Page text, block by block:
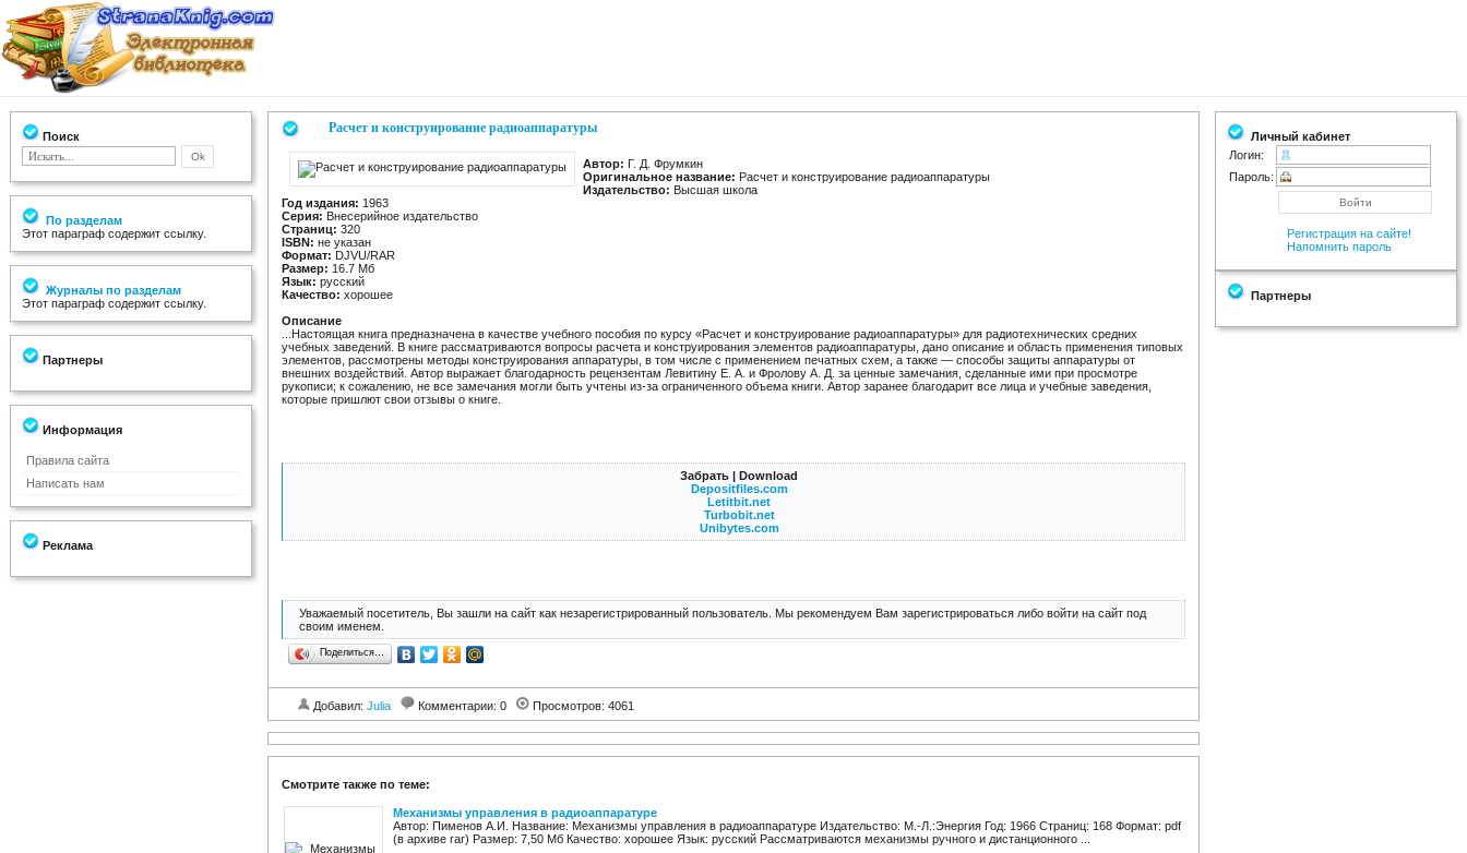
Поиск
По разделам
Этот параграф содержит ссылку.
Журналы по разделам
Этот параграф содержит ссылку.
Партнеры
Информация
Правила сайта
Написать нам
Реклама
Расчет и конструирование радиоаппаратуры
Автор: Г. Д. Фрумкин
Оригинальное название: Расчет и конструирование радиоаппаратуры
Издательство: Высшая школа
Год издания: 1963
Серия: Внесерийное издательство
Страниц: 320
ISBN: не указан
Формат: DJVU/RAR
Размер: 16.7 Мб
Язык: русский
Качество: хорошее
Описание
...Настоящая книга предназначена в качестве учебного пособия по курсу «Расчет и конструирование радиоаппаратуры» для радиотехнических средних
учебных заведений. В книге рассматриваются вопросы расчета и конструирования элементов радиоаппаратуры, дано описание и область применения типовых
элементов, рассмотрены методы конструирования аппаратуры, в том числе с применением печатных схем, а также — способы защиты аппаратуры от
внешних воздействий. Автор выражает благодарность рецензентам Левитину Е. А. и Фролову А. Д. за ценные замечания, сделанные ими при просмотре
рукописи; к сожалению, не все замечания могли быть учтены из-за ограниченного объема книги. Автор заранее благодарит все лица и учебные заведения,
которые пришлют свои отзывы о книге.
Забрать | Download
Depositfiles.com
Letitbit.net
Turbobit.net
Unibytes.com
Уважаемый посетитель, Вы зашли на сайт как незарегистрированный пользователь. Мы рекомендуем Вам зарегистрироваться либо войти на сайт под
своим именем.
Поделиться…
Добавил: Julia Комментарии: 0 Просмотров: 4061
Смотрите также по теме:
Механизмы управления в радиоаппаратуре
Автор: Пименов А.И. Название: Механизмы управления в радиоаппаратуре Издательство: М.-Л.:Энергия Год: 1966 Страниц: 168 Формат: pdf
(в архиве rar) Размер: 7,50 Мб Качество: хорошее Язык: русский Рассматриваются механизмы ручного и дистанционного ...
Личный кабинет
Логин:
Пароль:
Регистрация на сайте!
Напомнить пароль
Партнеры